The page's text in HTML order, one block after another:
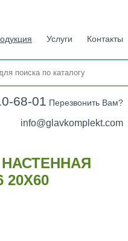
Услуги Контакты
68-01 Перезвонить Вам?
info@glavkomplekt.com
НАСТЕННАЯ